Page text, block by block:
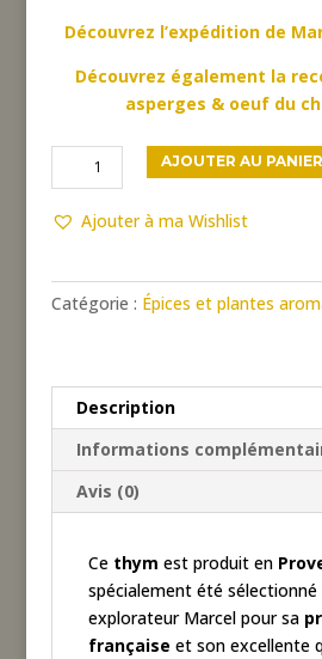
Découvrez l’expédition de
Découvrez également la
asperges & oeuf du
quantité
de
Thym
AJOUTER AU PANIER
Ajouter à ma Wishlist
Catégorie : Épices et plantes
Description
Informations
Avis (0)
Cethym est produit en
spécialement été
explorateur Marcel pour sa
française et son excellente